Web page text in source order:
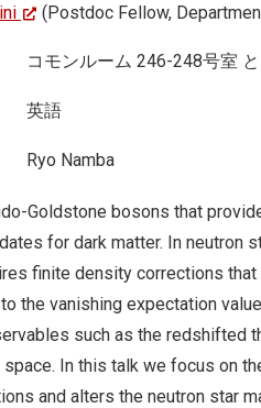
(Postdoc Fellow,
コモンルーム 246-248号室
英語
Ryo Namba
Goldstone bosons that
for dark matter. In neutron
finite density corrections
the vanishing expectation
such as the redshifted
space. In this talk we focus on
and alters the neutron star